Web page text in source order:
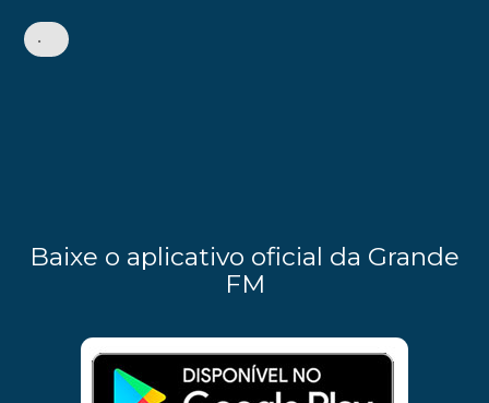
•
Baixe o aplicativo oficial da Grande
FM